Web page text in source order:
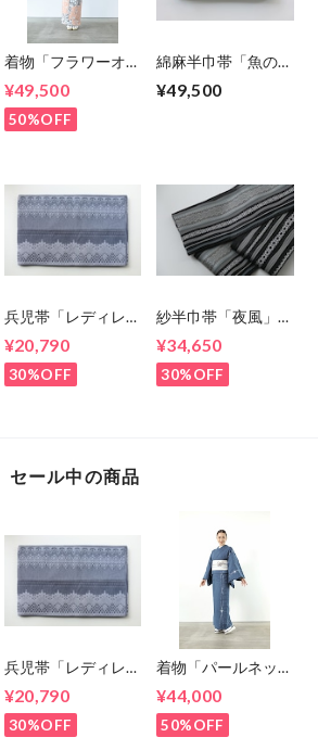
着物「フラワーオン
9kimono2024
¥49,500
50%OFF
綿麻半巾帯「魚のト
9kimono2024
¥49,500
兵児帯「レディレー
ス」 5-
9kimono2024
¥20,790
30%OFF
紗半巾帯「夜風」
5-9kimono2024
¥34,650
30%OFF
セール中の商品
兵児帯「レディレー
9kimono2024
¥20,790
30%OFF
着物「パールネック
9kimono2024
¥44,000
50%OFF